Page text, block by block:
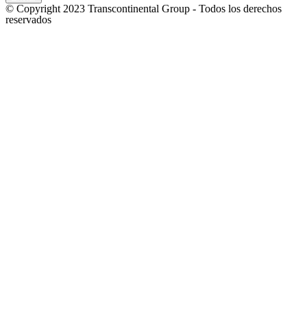
© Copyright 2023 Transcontinental Group - Todos los derechos
reservados